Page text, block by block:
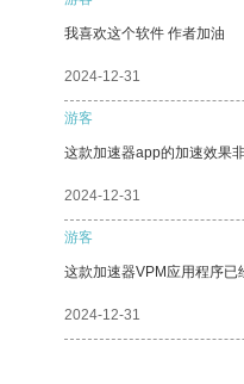
我喜欢这个软件 作者加油
2024-12-31
游客
这款加速器app的加速效果
2024-12-31
游客
这款加速器VPM应用程序已
2024-12-31